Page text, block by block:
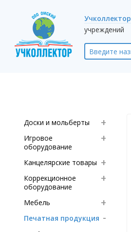
Учколлектор
учреждений
Доски и мольберты
Игровое
оборудование
Канцелярские товары
Коррекционное
оборудование
Мебель
Печатная продукция